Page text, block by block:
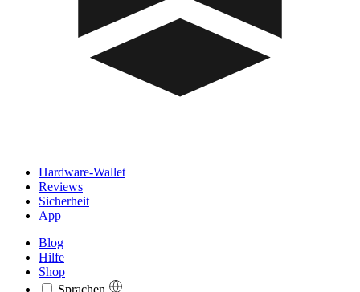
Hardware-Wallet
Reviews
Sicherheit
App
Blog
Hilfe
Shop
Sprachen